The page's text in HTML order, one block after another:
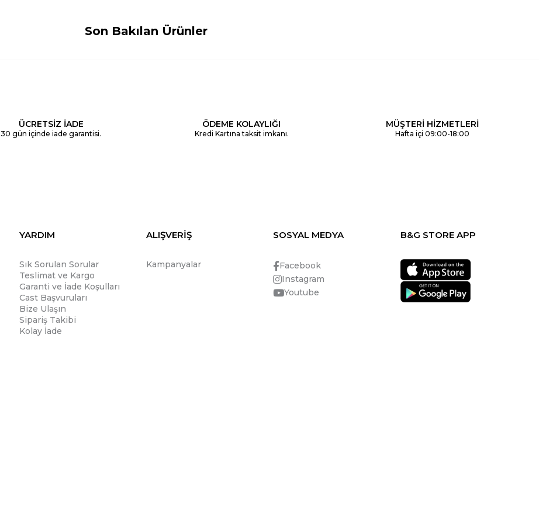
Son Bakılan Ürünler
ÜCRETSİZ İADE
30 gün içinde iade garantisi.
ÖDEME KOLAYLIĞI
Kredi Kartına taksit imkanı.
MÜŞTERİ HİZMETLERİ
Hafta içi 09:00-18:00
YARDIM
Sık Sorulan Sorular
Teslimat ve Kargo
Garanti ve İade Koşulları
Cast Başvuruları
Bize Ulaşın
Sipariş Takibi
Kolay İade
ALIŞVERİŞ
Kampanyalar
SOSYAL MEDYA
Facebook
Instagram
Youtube
B&G STORE APP